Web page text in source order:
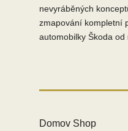
nevyráběných
zmapování kompletní
automobilky Škoda od
Domov Shop